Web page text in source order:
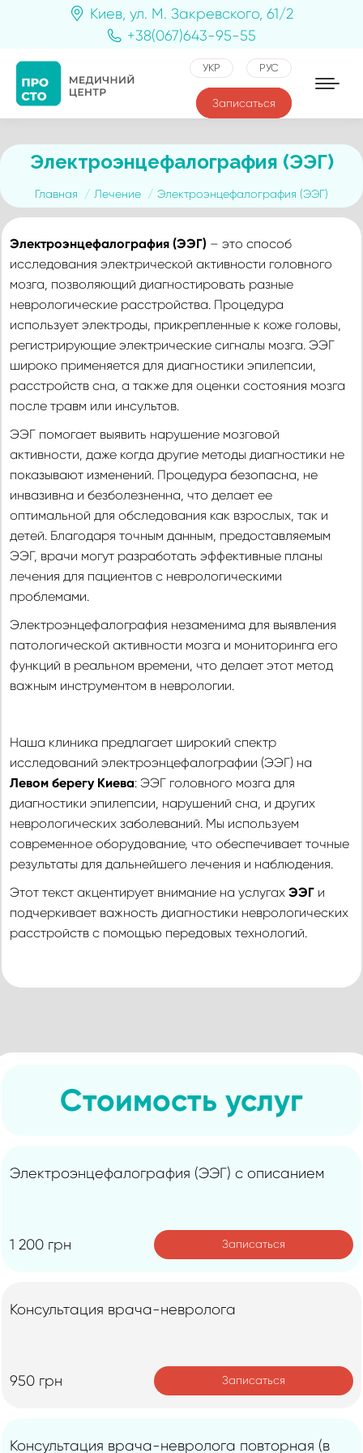
Киев, ул. М. Закревского, 61/2
+38(067)643-95-55
УКР РУС
Записаться
Электроэнцефалография (ЭЭГ)
Вы здесь:
Главная Лечение Электроэнцефалография (ЭЭГ)
Электроэнцефалография (ЭЭГ) – это способ
исследования электрической активности головного
мозга, позволяющий диагностировать разные
неврологические расстройства. Процедура
использует электроды, прикрепленные к коже головы,
регистрирующие электрические сигналы мозга. ЭЭГ
широко применяется для диагностики эпилепсии,
расстройств сна, а также для оценки состояния мозга
после травм или инсультов.
ЭЭГ помогает выявить нарушение мозговой
активности, даже когда другие методы диагностики не
показывают изменений. Процедура безопасна, не
инвазивна и безболезненна, что делает ее
оптимальной для обследования как взрослых, так и
детей. Благодаря точным данным, предоставляемым
ЭЭГ, врачи могут разработать эффективные планы
лечения для пациентов с неврологическими
проблемами.
Электроэнцефалография незаменима для выявления
патологической активности мозга и мониторинга его
функций в реальном времени, что делает этот метод
важным инструментом в неврологии.
Наша клиника предлагает широкий спектр
исследований электроэнцефалографии (ЭЭГ) на
Левом берегу Киева: ЭЭГ головного мозга для
диагностики эпилепсии, нарушений сна, и других
неврологических заболеваний. Мы используем
современное оборудование, что обеспечивает точные
результаты для дальнейшего лечения и наблюдения.
Этот текст акцентирует внимание на услугах ЭЭГ и
подчеркивает важность диагностики неврологических
расстройств с помощью передовых технологий.
Стоимость услуг
Электроэнцефалография (ЭЭГ) с описанием
1 200 грн Записаться
Консультация врача-невролога
950 грн Записаться
Консультация врача-невролога повторная (в